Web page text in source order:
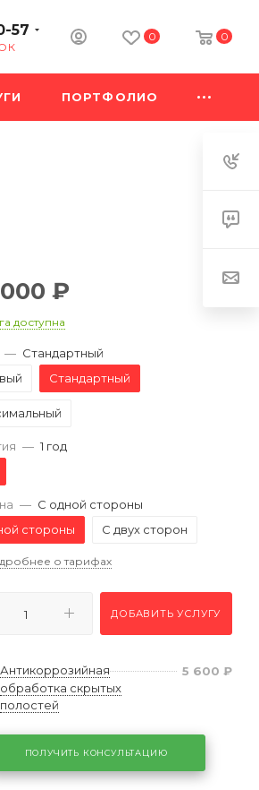
57 0 0
ПОРТФОЛИО
₽
доступна
— Стандартный
Стандартный
— 1 год
— С одной стороны
стороны
С двух сторон
о тарифах
ДОБАВИТЬ УСЛУГУ
Антикоррозийная
обработка скрытых
полостей
5 600 ₽
ПОЛУЧИТЬ КОНСУЛЬТАЦИЮ